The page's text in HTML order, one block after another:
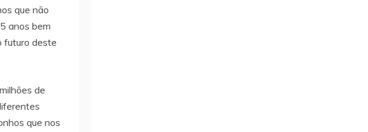
que não
anos bem
futuro deste
de
que nos